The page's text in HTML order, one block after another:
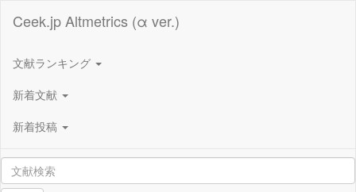
Ceek.jp Altmetrics (α ver.)
文献ランキング
新着文献
新着投稿